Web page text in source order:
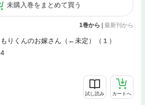
未購入巻をまとめて買う
1巻から | 最新刊から
りくんのお嫁さん（←未定）（１）
試し読み カートへ